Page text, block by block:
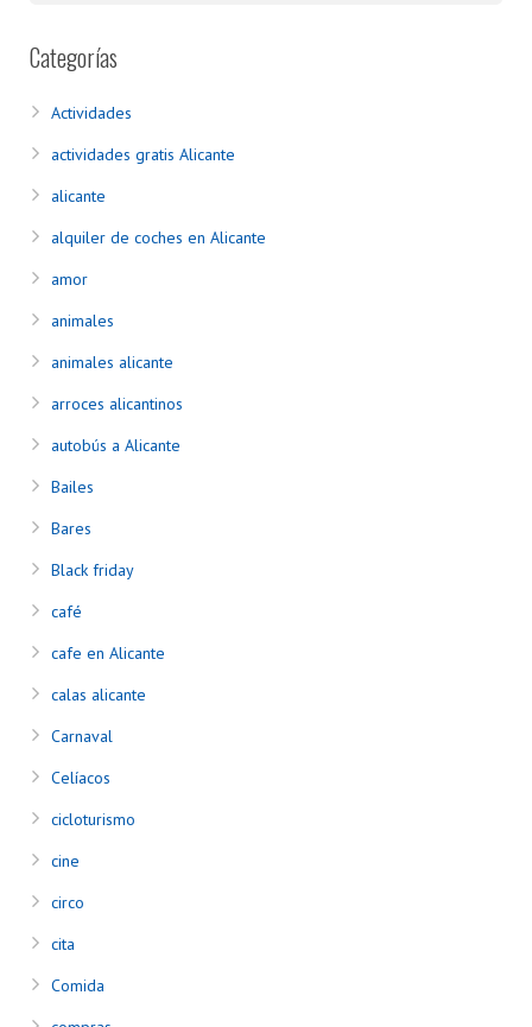
Categorías
Actividades
actividades gratis Alicante
alicante
alquiler de coches en Alicante
amor
animales
animales alicante
arroces alicantinos
autobús a Alicante
Bailes
Bares
Black friday
café
cafe en Alicante
calas alicante
Carnaval
Celíacos
cicloturismo
cine
circo
cita
Comida